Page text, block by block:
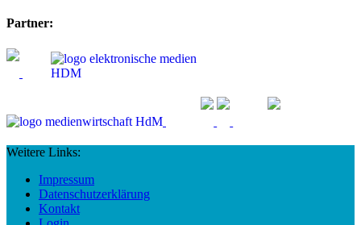
Partner:
Weitere Links:
Impressum
Datenschutzerklärung
Kontakt